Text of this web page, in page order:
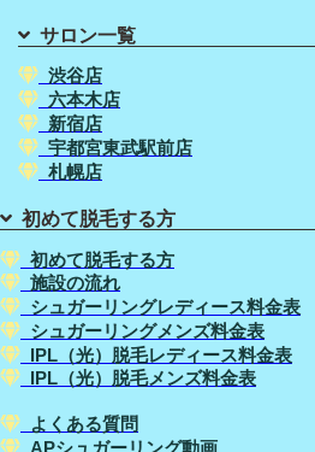
サロン一覧
渋谷店
六本木店
新宿店
宇都宮東武駅前店
札幌店
初めて脱毛する方
初めて脱毛する方
施設の流れ
シュガーリングレディース料金表
シュガーリングメンズ料金表
IPL（光）脱毛レディース料金表
IPL（光）脱毛メンズ料金表
よくある質問
APシュガーリング動画